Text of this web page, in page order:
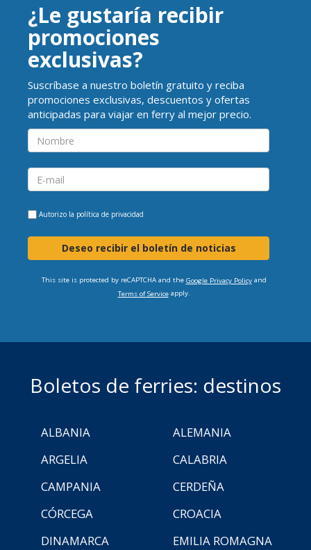
¿Le gustaría recibir
promociones
exclusivas?
Suscríbase a nuestro boletín gratuito y reciba
promociones exclusivas, descuentos y ofertas
anticipadas para viajar en ferry al mejor precio.
Autorizo la política de privacidad
Deseo recibir el boletín de noticias
This site is protected by reCAPTCHA and the Google Privacy Policyand
Terms of Serviceapply.
Boletos de ferries: destinos
ALBANIA
ALEMANIA
ARGELIA
CALABRIA
CAMPANIA
CERDEÑA
CÓRCEGA
CROACIA
DINAMARCA
EMILIA ROMAGNA